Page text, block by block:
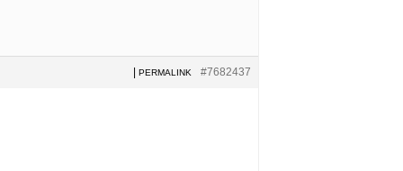
#7682437
PERMALINK